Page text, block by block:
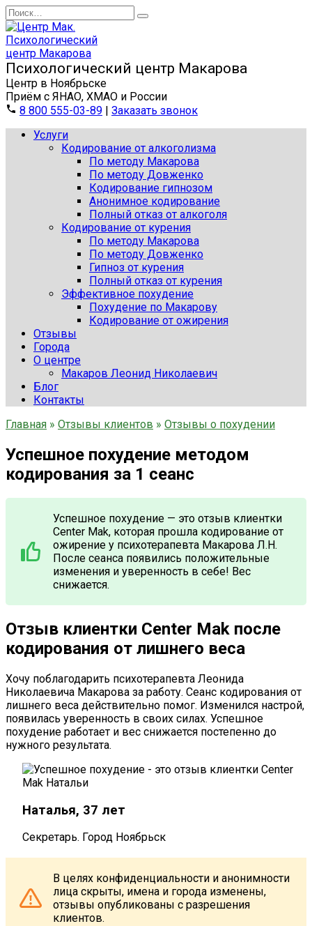
Перейти
к
содержанию
Search
for:
Центр в Ноябрьске
Приём с ЯНАО, ХМАО и России
8 800 555-03-89 | Заказать звонок
Услуги
Кодирование от алкоголизма
По методу Макарова
По методу Довженко
Кодирование гипнозом
Анонимное кодирование
Полный отказ от алкоголя
Кодирование от курения
По методу Макарова
По методу Довженко
Гипноз от курения
Полный отказ от курения
Эффективное похудение
Похудение по Макарову
Кодирование от ожирения
Отзывы
Города
О центре
Макаров Леонид Николаевич
Блог
Контакты
Главная » Отзывы клиентов » Отзывы о похудении
Успешное похудение методом
кодирования за 1 сеанс
Успешное похудение — это отзыв клиентки
Center Mak, которая прошла кодирование от
ожирение у психотерапевта Макарова Л.Н.
После сеанса появились положительные
изменения и уверенность в себе! Вес
снижается.
Отзыв клиентки Center Mak после
кодирования от лишнего веса
Хочу поблагодарить психотерапевта Леонида
Николаевича Макарова за работу. Сеанс кодирования от
лишнего веса действительно помог. Изменился настрой,
появилась уверенность в своих силах. Успешное
похудение работает и вес снижается постепенно до
нужного результата.
Наталья, 37 лет
Секретарь. Город Ноябрьск
В целях конфиденциальности и анонимности
лица скрыты, имена и города изменены,
отзывы опубликованы с разрешения
клиентов.